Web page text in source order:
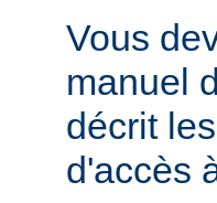
Vous
manuel
décrit
d'accès